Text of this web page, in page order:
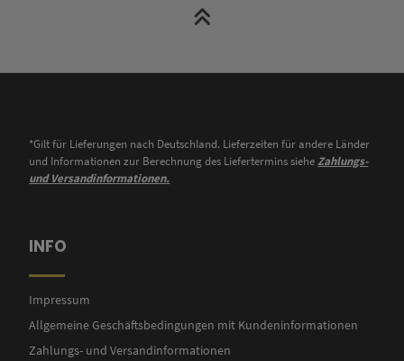
*Gilt für Lieferungen nach Deutschland. Lieferzeiten für andere Länder
und Informationen zur Berechnung des Liefertermins sieheZahlungs-
und Versandinformationen.
INFO
Impressum
Allgemeine Geschäftsbedingungen mit Kundeninformationen
Zahlungs- und Versandinformationen